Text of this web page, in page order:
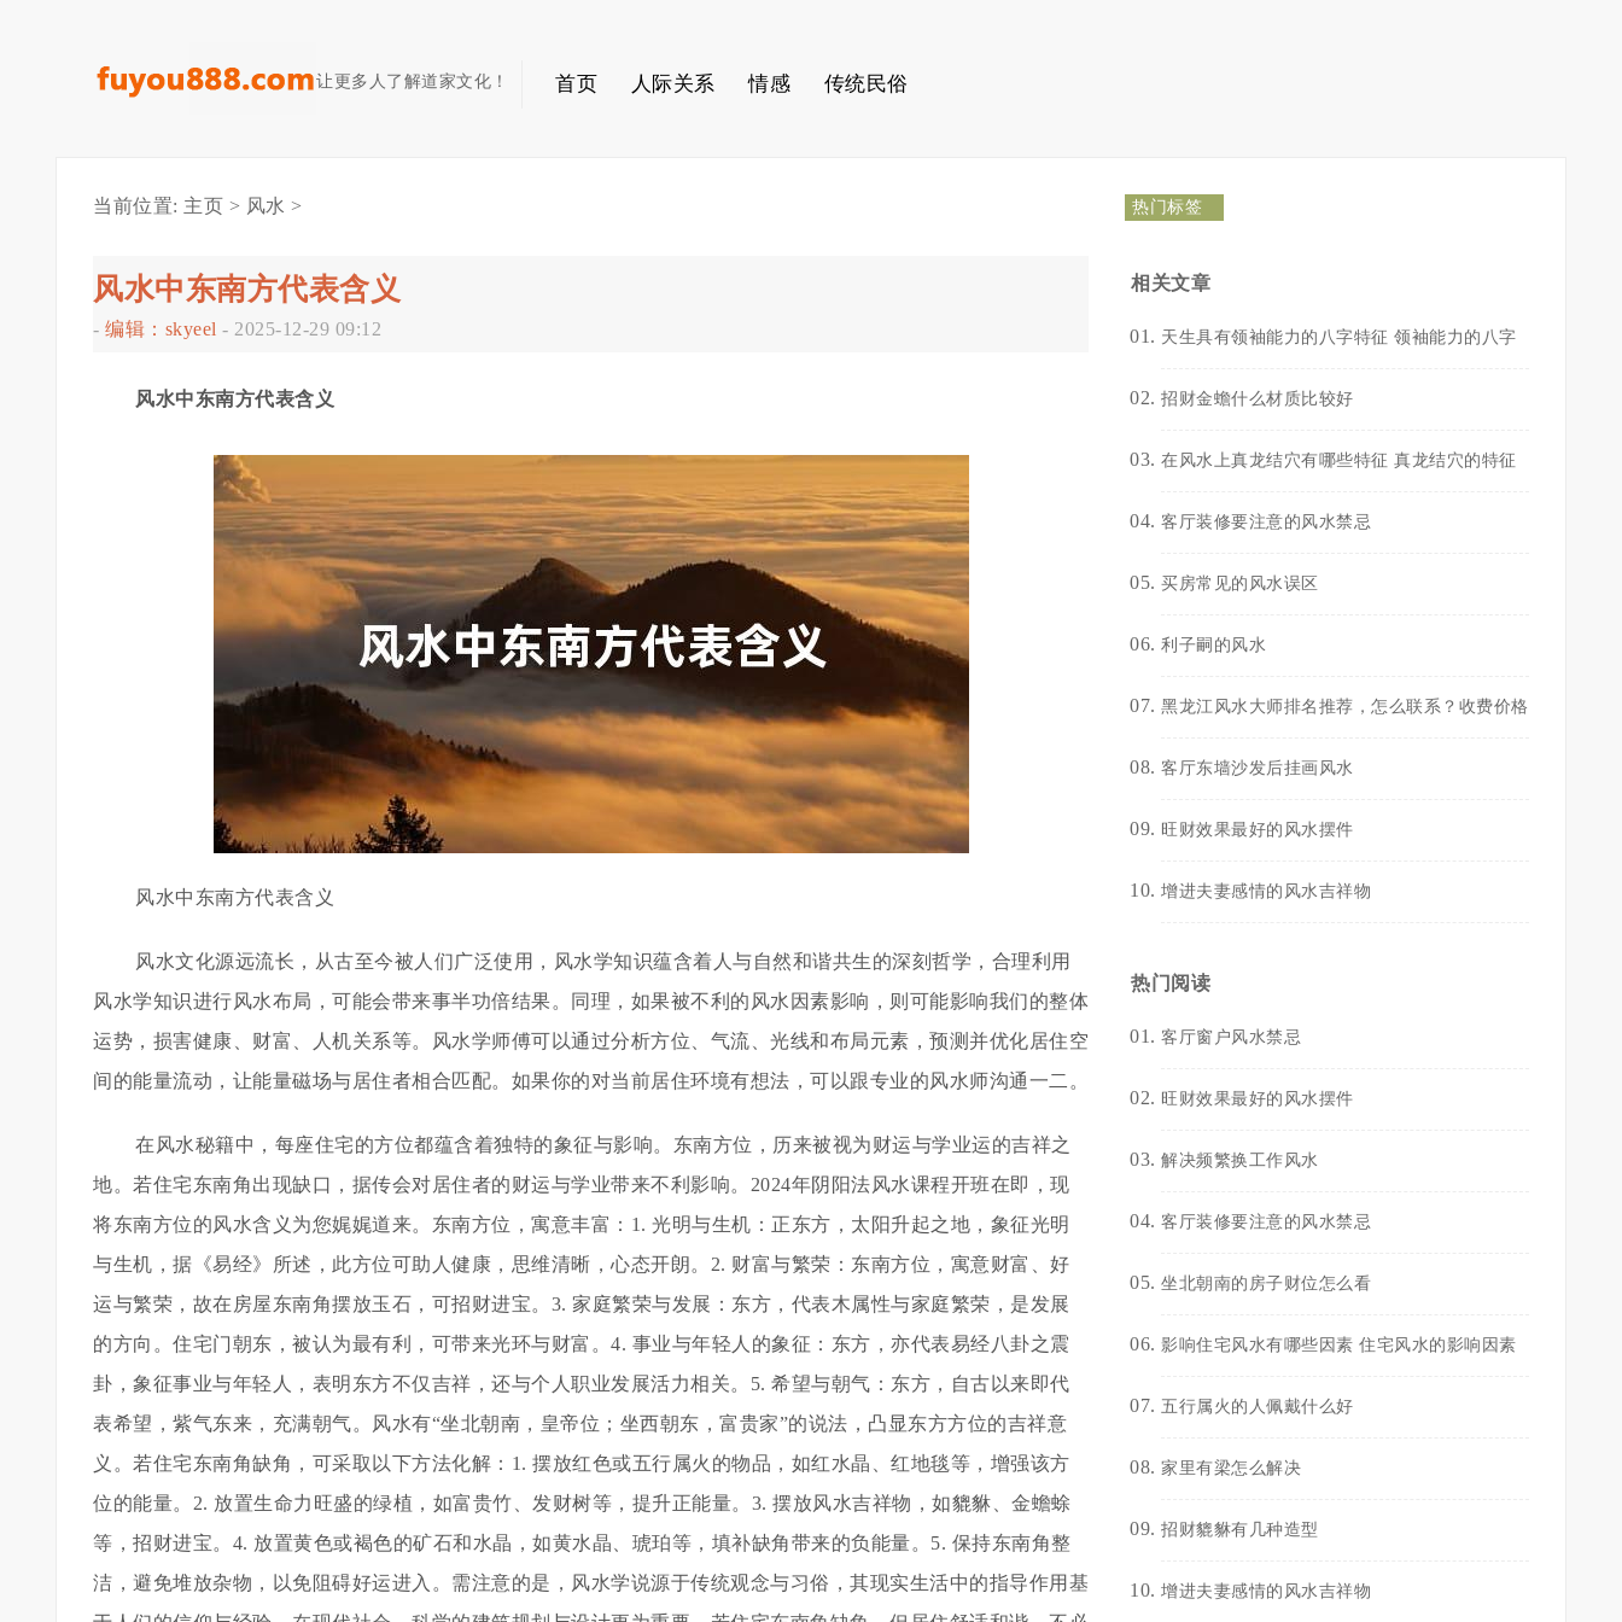
让更多人了解道家文化！ 首页 人际关系 情感 传统民俗
当前位置: 主页 > 风水 >
风水中东南方代表含义
- 编辑：skyeel - 2025-12-29 09:12
风水中东南方代表含义
风水中东南方代表含义
风水文化源远流长，从古至今被人们广泛使用，风水学知识蕴含着人与自然和谐共生的深刻哲学，合理利用
风水学知识进行风水布局，可能会带来事半功倍结果。同理，如果被不利的风水因素影响，则可能影响我们的整体
运势，损害健康、财富、人机关系等。风水学师傅可以通过分析方位、气流、光线和布局元素，预测并优化居住空
间的能量流动，让能量磁场与居住者相合匹配。如果你的对当前居住环境有想法，可以跟专业的风水师沟通一二。
在风水秘籍中，每座住宅的方位都蕴含着独特的象征与影响。东南方位，历来被视为财运与学业运的吉祥之
地。若住宅东南角出现缺口，据传会对居住者的财运与学业带来不利影响。2024年阴阳法风水课程开班在即，现
将东南方位的风水含义为您娓娓道来。东南方位，寓意丰富：1. 光明与生机：正东方，太阳升起之地，象征光明
与生机，据《易经》所述，此方位可助人健康，思维清晰，心态开朗。2. 财富与繁荣：东南方位，寓意财富、好
运与繁荣，故在房屋东南角摆放玉石，可招财进宝。3. 家庭繁荣与发展：东方，代表木属性与家庭繁荣，是发展
的方向。住宅门朝东，被认为最有利，可带来光环与财富。4. 事业与年轻人的象征：东方，亦代表易经八卦之震
卦，象征事业与年轻人，表明东方不仅吉祥，还与个人职业发展活力相关。5. 希望与朝气：东方，自古以来即代
表希望，紫气东来，充满朝气。风水有“坐北朝南，皇帝位；坐西朝东，富贵家”的说法，凸显东方方位的吉祥意
义。若住宅东南角缺角，可采取以下方法化解：1. 摆放红色或五行属火的物品，如红水晶、红地毯等，增强该方
位的能量。2. 放置生命力旺盛的绿植，如富贵竹、发财树等，提升正能量。3. 摆放风水吉祥物，如貔貅、金蟾蜍
等，招财进宝。4. 放置黄色或褐色的矿石和水晶，如黄水晶、琥珀等，填补缺角带来的负能量。5. 保持东南角整
洁，避免堆放杂物，以免阻碍好运进入。需注意的是，风水学说源于传统观念与习俗，其现实生活中的指导作用基
热门标签
相关文章
天生具有领袖能力的八字特征 领袖能力的八字
招财金蟾什么材质比较好
在风水上真龙结穴有哪些特征 真龙结穴的特征
客厅装修要注意的风水禁忌
买房常见的风水误区
利子嗣的风水
黑龙江风水大师排名推荐，怎么联系？收费价格
客厅东墙沙发后挂画风水
旺财效果最好的风水摆件
增进夫妻感情的风水吉祥物
热门阅读
客厅窗户风水禁忌
旺财效果最好的风水摆件
解决频繁换工作风水
客厅装修要注意的风水禁忌
坐北朝南的房子财位怎么看
影响住宅风水有哪些因素 住宅风水的影响因素
五行属火的人佩戴什么好
家里有梁怎么解决
招财貔貅有几种造型
增进夫妻感情的风水吉祥物